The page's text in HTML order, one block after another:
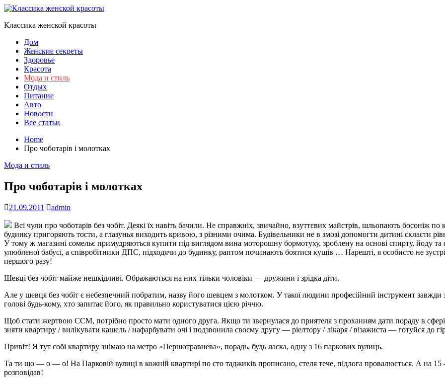
Skip
content
Классика женской красоты
Дом
Женские секреты
Здоровье
Красота
Мода и стиль
Отдых
Питание
Авто
Новости
Все статьи
Home
Про чоботарів і молотках
Мода и стиль
Про чоботарів і молотках
21.09.2011 admin
Всі чули про чоботарів без чобіт. Деякі їх навіть бачили. Не справжніх, звичайно, взуттєвих майстрів, шльопають
будинку пригоряють тости, а глазунья виходить кривою, з різними очима. Будівельники не в змозі допомогти дитині скласти
У тому ж магазині сомельє примудряються купити під виглядом вина моторошну бормотуху, зроблену на основі спирту, йоду
улюбленої бабусі, а співробітники ДПС, підходячи до будинку, раптом починають боятися кущів … Нарешті, я особисто не
першого разу!
Шевці без чобіт майже нешкідливі. Ображаються на них тільки чоловіки — дружини і зрідка діти.
Але у шевця без чобіт є небезпечний побратим, назву його шевцем з молотком. У такої людини професійний інструмент
голові будь-кому, хто запитає його, як правильно користуватися цією річчю.
Щоб стати жертвою ССМ, потрібно просто мати одного друга. Якщо ти звернулася до приятеля з проханням дати пораду в
зняти квартиру / вилікувати кашель / нафарбувати очі і подзвонила своєму другу — ріелтору / лікаря / візажиста — готуйся до
Привіт! Я тут собі квартиру знімаю на метро «Першотравнева», порадь, будь ласка, одну з 16 паркових вулиць.
Та ти що — о — о! На Парковій вулиці в кожній квартирі по сто таджиків прописано, стеля тече, підлога провалюється. А на 15
розповідав!